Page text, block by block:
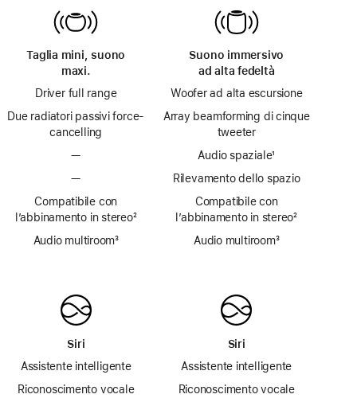
Taglia mini, suono
maxi.
Driver full range
Due radiatori passivi force-
cancelling
—
—
Compatibile con
l’abbinamento in stereonota
²
Audio multiroomnota
³
Siri
Assistente intelligente
Riconoscimento vocale
Suono immersivo
ad alta fedeltà
Woofer ad alta escursione
Array beamforming di cinque
tweeter
Audio spazialenota
¹
Rilevamento dello spazio
Compatibile con
l’abbinamento in stereonota
²
Audio multiroomnota
³
Siri
Assistente intelligente
Riconoscimento vocale